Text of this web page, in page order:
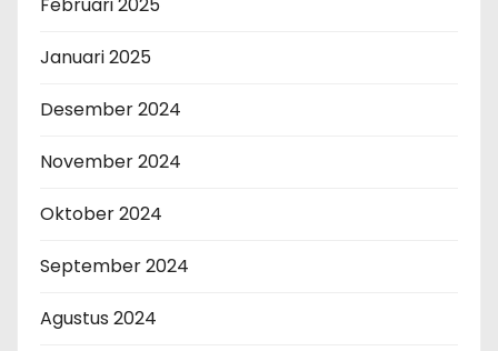
Januari 2025
Desember 2024
November 2024
Oktober 2024
September 2024
Agustus 2024